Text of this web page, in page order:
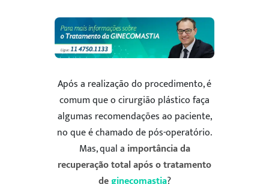
Após a realização do procedimento, é
comum que o cirurgião plástico faça
algumas recomendações ao paciente,
no que é chamado de pós-operatório.
Mas, qual a importância da
recuperação total após o tratamento